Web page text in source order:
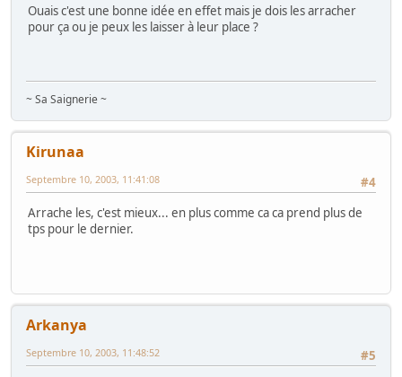
Ouais c'est une bonne idée en effet mais je dois les arracher
pour ça ou je peux les laisser à leur place ?
~ Sa Saignerie ~
Kirunaa
#4
Septembre 10, 2003, 11:41:08
Arrache les, c'est mieux... en plus comme ca ca prend plus de
tps pour le dernier.
Arkanya
#5
Septembre 10, 2003, 11:48:52